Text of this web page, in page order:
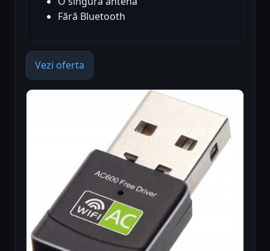
Fără Bluetooth
Vezi oferta